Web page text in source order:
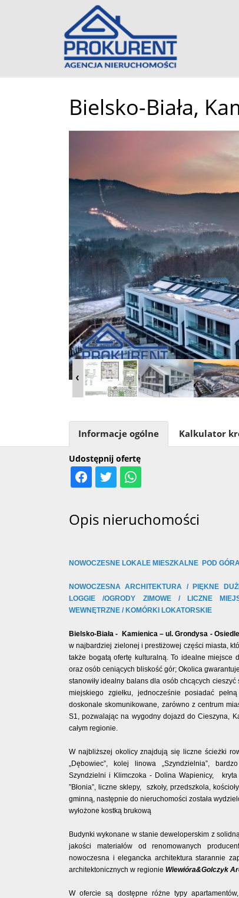
Bielsko-Biała,
Udostępnij ofertę
Informacje ogólne Kalkulator
Opis nieruchomości
NOWOCZESNE LOKALE MIESZKALNE POD
NOWOCZESNA ARCHITEKTURA / PIĘKNE
LOGGIE /OGRODY ZIMOWE /
LICZNE
WEWNĘTRZNE / KOMÓRKI LOKATORSKIE
Bielsko-Biała - Kamienica – ul. Grondysa -
w najbardziej zielonej i prestiżowej części miasta,
także bogatą ofertę kulturalną. To idealne miejsce
oraz osób ceniących bliskość gór; Okolica
stanowiły idealny balans dla osób chcących
miejskiego zgiełku, jednocześnie posiadać
doskonale skomunikowane, zarówno z centrum
S1, pozwalając na wygodny dojazd do Cieszyna,
całym regionie.
W najbliższej okolicy znajdują się liczne ścieżki
„Dębowiec”, kolej linowa „Szyndzielnia”,
Szyndzielni i Klimczoka - Dolina Wapienicy, kryta
”Błonia”, liczne sklepy, szkoły, przedszkola,
gminną, następnie do nieruchomości została
wyłożone kostką brukową
Budynki wykonane w stanie deweloperskim z
jakości materiałów od renomowanych
nowoczesna i elegancka architektura starannie
architektonicznych w regionie Wiewióra&Golczyk
W ofercie są dostępne różne typy